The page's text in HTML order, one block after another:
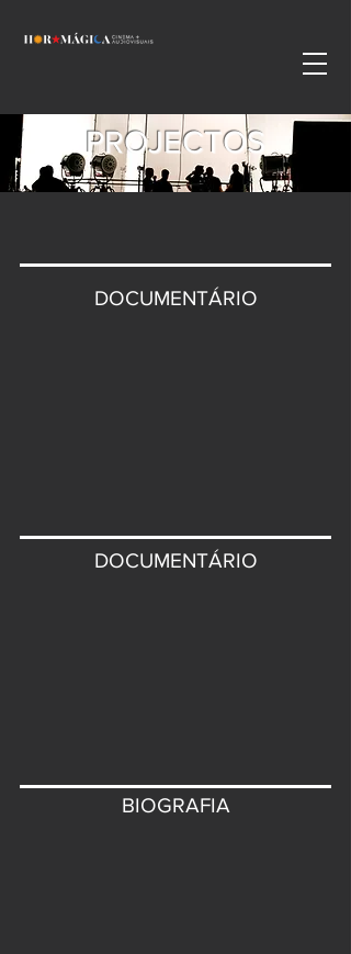
PROJECTOS
DOCUMENTÁRIO
DOCUMENTÁRIO
BIOGRAFIA